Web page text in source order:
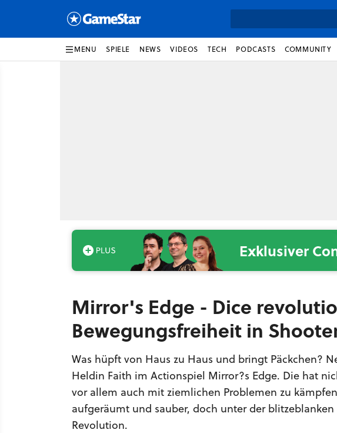
MENU SPIELE NEWS VIDEOS TECH PODCASTS COMMUNITY
Exklusiver
Mirror's Edge - Dice
Bewegungsfreiheit in
Was hüpft von Haus zu Haus und bringt Päckchen?
Heldin Faith im Actionspiel Mirror?s Edge. Die hat
vor allem auch mit ziemlichen Problemen zu
aufgeräumt und sauber, doch unter der
Revolution.